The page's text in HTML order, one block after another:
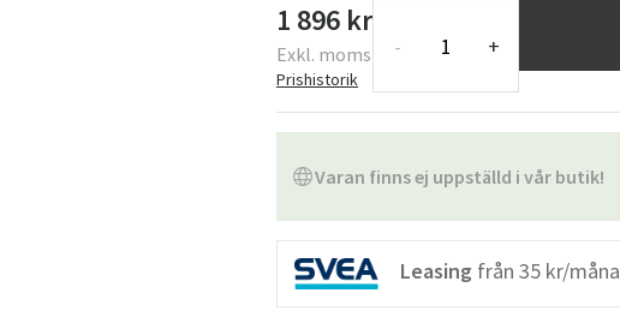
1 896 kr
Exkl. moms
Prishistorik
- +
Varan finns ej uppställd i vår butik!
Leasing från 35 kr/